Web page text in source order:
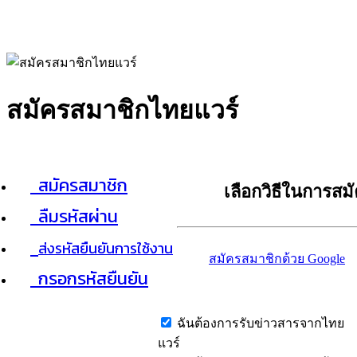
สมัครสมาชิกไทยแวร์
สมัครสมาชิก
ลืมรหัสผ่าน
ส่งรหัสยืนยันการใช้งาน
กรอกรหัสยืนยัน
เลือกวิธีในการส
สมัครสมาชิกด้วย Google
ฉันต้องการรับข่าวสารจากไทย
แวร์